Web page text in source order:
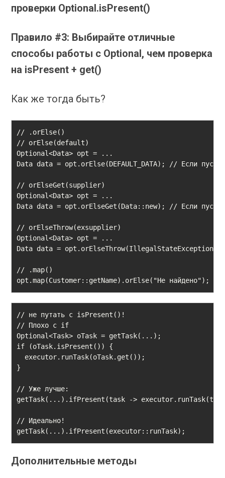
проверки Optional.isPresent()
Правило #3: Выбирайте отличные
способы работы с Optional, чем проверка
на isPresent + get()
Как же тогда быть?
// .orElse()
// orElse(default)
Optional<Data> opt = ...
Data data = opt.orElse(DEFAULT_DATA); // Если пуст,
// orElseGet(supplier)
Optional<Data> opt = ...
Data data = opt.orElseGet(Data::new); // Если пуст,
// orElseThrow(exsupplier)
Optional<Data> opt = ...
Data data =
// .map()
opt.map(Customer::getName).orElse("Не найдено"); //
// не путать с isPresent()!
// Плохо с if
Optional<Task> oTask = getTask(...);
if (oTask.isPresent()) {
  executor.runTask(oTask.get());
}
// Уже лучше:
getTask(...).ifPresent(task ­‐>
// Идеально!
getTask(...).ifPresent(executor::runTask);
Дополнительные методы